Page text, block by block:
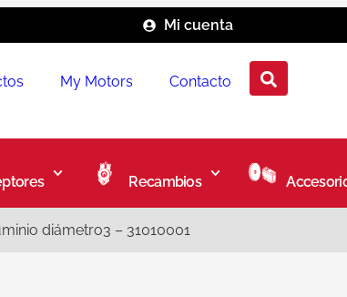
Mi cuenta
My Motors Contacto
Recambios
diámetro3 – 31010001